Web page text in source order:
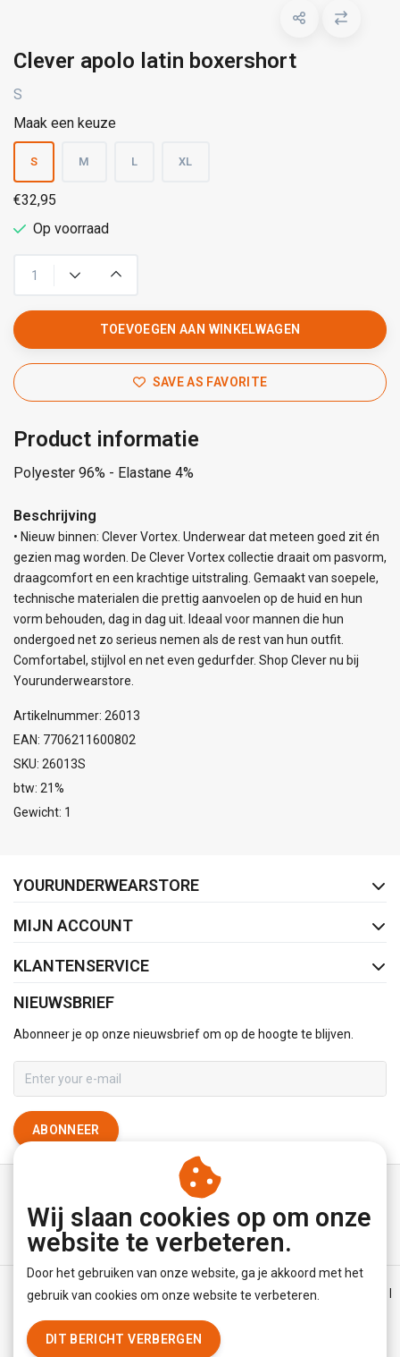
Clever apolo latin boxershort
S
Maak een keuze
S M L XL
€32,95
Op voorraad
TOEVOEGEN AAN WINKELWAGEN
SAVE AS FAVORITE
Product informatie
Polyester 96% - Elastane 4%
Beschrijving
• Nieuw binnen: Clever Vortex. Underwear dat meteen goed zit én
gezien mag worden. De Clever Vortex collectie draait om pasvorm,
draagcomfort en een krachtige uitstraling. Gemaakt van soepele,
technische materialen die prettig aanvoelen op de huid en hun
vorm behouden, dag in dag uit. Ideaal voor mannen die hun
ondergoed net zo serieus nemen als de rest van hun outfit.
Comfortabel, stijlvol en net even gedurfder. Shop Clever nu bij
Yourunderwearstore.
Artikelnummer: 26013
EAN: 7706211600802
SKU: 26013S
btw: 21%
Gewicht: 1
YOURUNDERWEARSTORE
MIJN ACCOUNT
KLANTENSERVICE
NIEUWSBRIEF
Abonneer je op onze nieuwsbrief om op de hoogte te blijven.
ABONNEER
Algemene voorwaarden | Disclaimer | Privacy Policy
|
© Copyright 2026 - YourUnderwearStore | Realisatie
Wij slaan cookies op om onze
website te verbeteren.
Door het gebruiken van onze website, ga je akkoord met het
gebruik van cookies om onze website te verbeteren.
DIT BERICHT VERBERGEN